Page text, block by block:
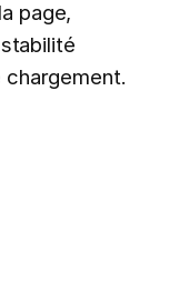
page,
chargement.